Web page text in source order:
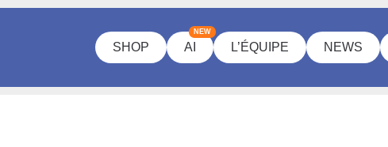
SHOP AI
NEW
L’ÉQUIPE NEWS